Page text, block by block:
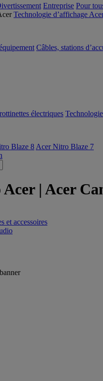
Entreprise Pour
Technologie d’affichage
Câbles, stations
électriques
Blaze 8 Acer Nitro Blaze 7
| Acer
et accessoires